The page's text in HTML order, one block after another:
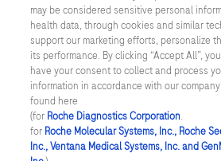
Termini e condizioni
Informativa Cookie
Informativa Privacy
© 2026 © 2026 F. Hoffmann-La Roche Ltd
Ultimo aggiornamento 07.08.2026
may be considered sensitive personal
health data, through cookies and similar
support our marketing efforts, personalize
its performance. By clicking “Accept All”,
have your consent to collect and process
information in accordance with our
found here
(for Roche Diagnostics Corporation.
for Roche Molecular Systems, Inc., Roche
Inc., Ventana Medical Systems, Inc. and